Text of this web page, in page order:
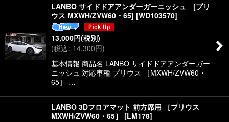
LANBO サイドドアアンダーガーニッシュ [プリ
ウス MXWH/ZVW60・65] [WD103570]
13,000円(税別)
(税込: 14,300円)
基本情報 商品名 LANBO サイドドアアンダーガー
ニッシュ 対応車種 プリウス ［MXWH/ZVW60・
65］ …
LANBO 3Dフロアマット 前方席用 ［プリウス
MXWH/ZVW60・65］
[LM178]